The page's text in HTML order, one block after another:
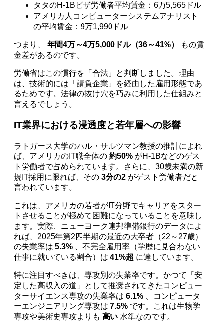
タタのH-1Bビザ労働者平均賃金：6万5,565ドル
アメリカ人コンピューターシステムアナリスト
の平均賃金：9万1,990ドル
つまり、年間4万～4万5,000ドル（36～41%）
もの賃
金差があるのです。
労働省はこの慣行を「合法」と判断しました。理由
は、技術的には「請負企業」を経由した雇用形態であ
るためです。法律の抜け穴を巧みに利用した仕組みと
言えるでしょう。
IT業界における浸透度と若年層への影響
ラトガース大学のハル・サルツマン教授の推計によれ
ば、アメリカのIT職全体の約50% がH-1Bなどのゲス
ト労働者で占められています。さらに、30歳未満の新
規IT採用に限れば、その3分の2 がゲスト労働者だと
言われています。
これは、アメリカの若者がIT分野でキャリアをスター
トさせることが極めて困難になっていることを意味し
ます。実際、ニューヨーク連邦準備銀行のデータによ
れば、2025年第2四半期の最近の大卒者（22～27歳）
の失業率は5.3% 、不完全雇用率（学歴に見合わない
仕事に就いている割合）は41%超 に達しています。
特に注目すべきは、専攻別の失業率です。かつて「安
定した高収入の道」として推奨されてきたコンピュー
ターサイエンス専攻の失業率は6.1% 、コンピュータ
ーエンジニアリング専攻は7.5% です。これは生物学
専攻や美術史専攻よりも高い 水準なのです。